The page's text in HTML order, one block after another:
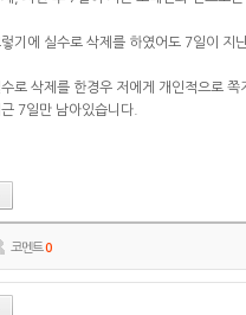
기에 실수로 삭제를 하였어도 7일이 지
수로 삭제를 한경우 저에게 개인적으로
근 7일만 남아있습니다.
코멘트0